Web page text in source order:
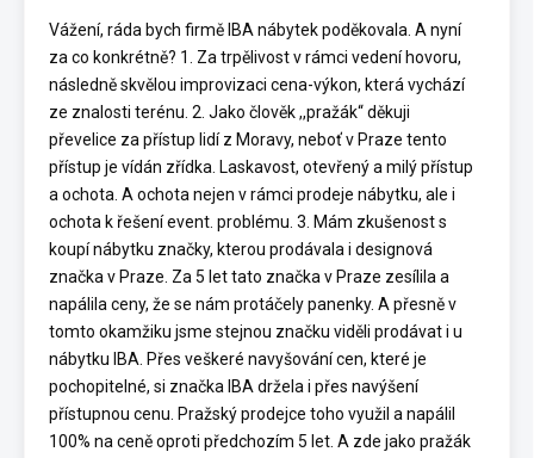
Vážení, ráda bych firmě IBA nábytek poděkovala. A nyní
za co konkrétně? 1. Za trpělivost v rámci vedení hovoru,
následně skvělou improvizaci cena-výkon, která vychází
ze znalosti terénu. 2. Jako člověk ,,pražák“ děkuji
převelice za přístup lidí z Moravy, neboť v Praze tento
přístup je vídán zřídka. Laskavost, otevřený a milý přístup
a ochota. A ochota nejen v rámci prodeje nábytku, ale i
ochota k řešení event. problému. 3. Mám zkušenost s
koupí nábytku značky, kterou prodávala i designová
značka v Praze. Za 5 let tato značka v Praze zesílila a
napálila ceny, že se nám protáčely panenky. A přesně v
tomto okamžiku jsme stejnou značku viděli prodávat i u
nábytku IBA. Přes veškeré navyšování cen, které je
pochopitelné, si značka IBA držela i přes navýšení
přístupnou cenu. Pražský prodejce toho využil a napálil
100% na ceně oproti předchozím 5 let. A zde jako pražák